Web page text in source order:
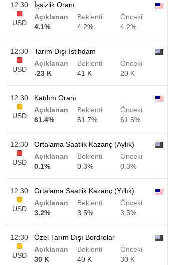
12:30
USD
İşsizlik Oranı
Açıklanan
4.1%
Beklenti
4.2%
Önceki
4.2%
12:30
USD
Tarım Dışı İstihdam
Açıklanan
-23 K
Beklenti
41 K
Önceki
20 K
12:30
USD
Katılım Oranı
Açıklanan
61.4%
Beklenti
61.7%
Önceki
61.5%
12:30
USD
Ortalama Saatlik Kazanç (Aylık)
Açıklanan
0.1%
Beklenti
0.3%
Önceki
0.3%
12:30
USD
Ortalama Saatlik Kazanç (Yıllık)
Açıklanan
3.2%
Beklenti
3.5%
Önceki
3.5%
12:30
USD
Özel Tarım Dışı Bordrolar
Açıklanan
30 K
Beklenti
40 K
Önceki
30 K